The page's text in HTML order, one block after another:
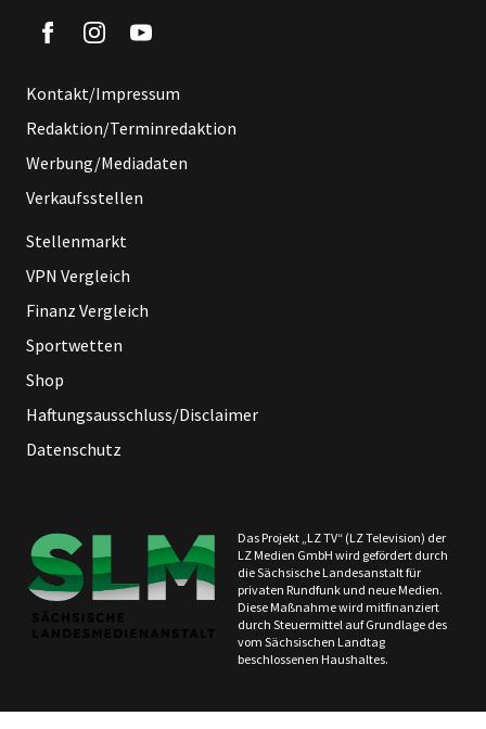
Kontakt/Impressum
Redaktion/Terminredaktion
Werbung/Mediadaten
Verkaufsstellen
Stellenmarkt
VPN Vergleich
Finanz Vergleich
Sportwetten
Shop
Haftungsausschluss/Disclaimer
Datenschutz
Das Projekt „LZ TV“ (LZ Television) der
LZ Medien GmbH wird gefördert durch
die Sächsische Landesanstalt für
privaten Rundfunk und neue Medien.
Diese Maßnahme wird mitfinanziert
durch Steuermittel auf Grundlage des
vom Sächsischen Landtag
beschlossenen Haushaltes.